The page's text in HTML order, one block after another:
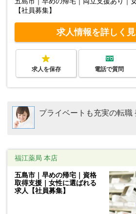
【社員募集】
求人情報を詳しく
求人を保存 電話で質問
プライベートも充実の転職
福江薬局 本店
五島市｜早めの帰宅｜資格
取得支援｜女性に選ばれる
求人【社員募集】